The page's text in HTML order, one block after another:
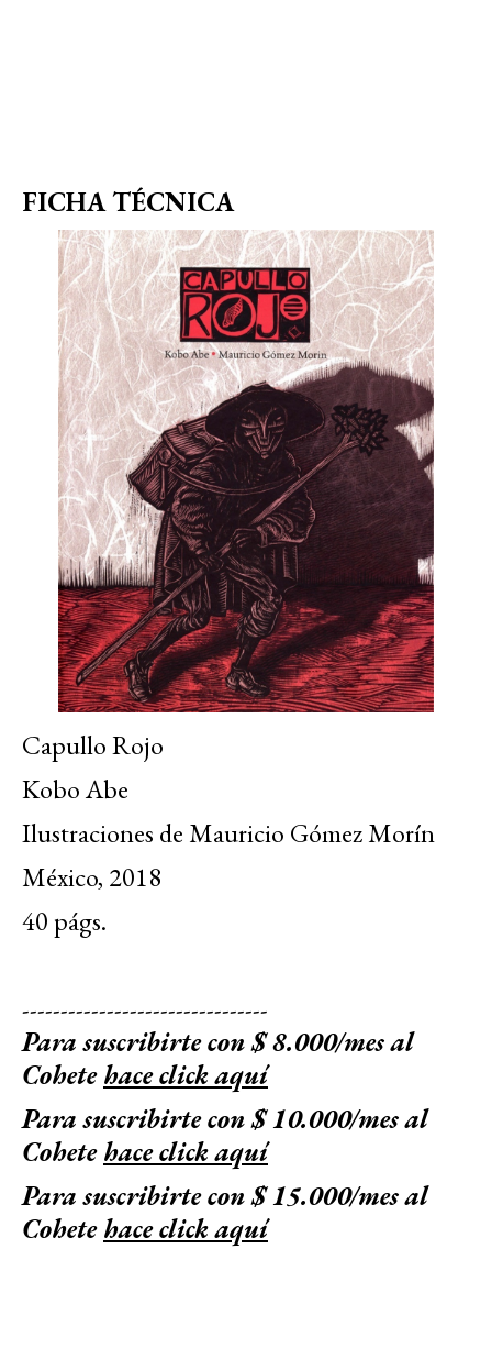
FICHA TÉCNICA
Capullo Rojo
Kobo Abe
Ilustraciones de Mauricio Gómez Morín
México, 2018
40 págs.
--------------------------------
Para suscribirte con $ 8.000/mes al
Cohetehace click aquí
Para suscribirte con $ 10.000/mes al
Cohetehace click aquí
Para suscribirte con $ 15.000/mes al
Cohetehace click aquí